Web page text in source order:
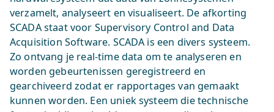
verzamelt, analyseert en visualiseert. De afkorting
SCADA staat voor Supervisory Control and Data
Acquisition Software. SCADA is een divers systeem.
Zo ontvang je real-time data om te analyseren en
worden gebeurtenissen geregistreerd en
gearchiveerd zodat er rapportages van gemaakt
kunnen worden. Een uniek systeem die technische